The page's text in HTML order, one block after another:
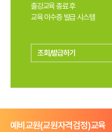
출강교육 종료 후
교육 이수증 발급 시스템
조회/발급하기
예비교원(교원자격검정)교육